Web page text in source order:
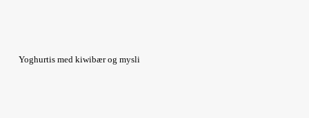
Yoghurtis med kiwibær og mysli